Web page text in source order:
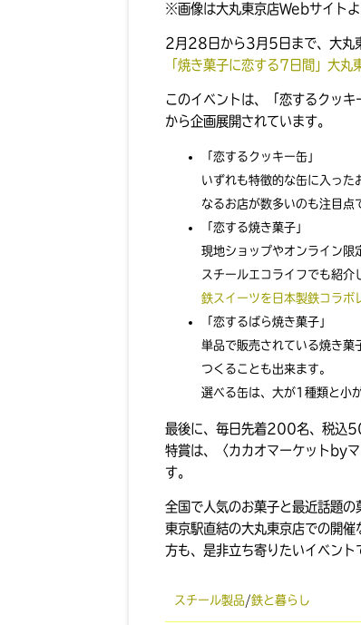
※画像は大丸東京店Webサイトよ
2月28日から3月5日まで、大丸
「焼き菓子に恋する7日間」大丸
このイベントは、「恋するクッ
から企画展開されています。
「恋するクッキー缶」
いずれも特徴的な缶に入っ
なるお店が数多いのも注目点
「恋する焼き菓子」
現地ショップやオンライン限
スチールエコライフでも紹介
鉄スイーツを日本製鉄コラボ
「恋するばら焼き菓子」
単品で販売されている焼き菓
つくることも出来ます。
選べる缶は、大が1種類と小
最後に、毎日先着200名、税込
特賞は、〈カカオマーケットby
す。
全国で人気のお菓子と最近話題の
東京駅直結の大丸東京店での開
方も、是非立ち寄りたいイベント
スチール製品 /鉄と暮らし